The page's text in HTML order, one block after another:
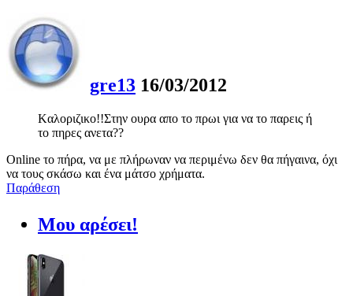
gre13 16/03/2012
Kαλοριζικο!!Στην ουρα απο το πρωι για να το παρεις ή
το πηρες ανετα??
Online το πήρα, να με πλήρωναν να περιμένω δεν θα πήγαινα, όχι
να τους σκάσω και ένα μάτσο χρήματα.
Παράθεση
Μου αρέσει!